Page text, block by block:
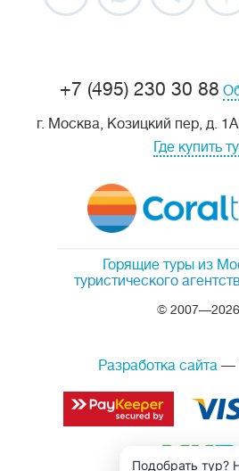
Горящие туры из
туристического
© 2007—2026.
+7 (495) 230 30 88
г. Москва, Козицкий пер, д.
Где купить
Разработка сайта —
Подобрать тур?